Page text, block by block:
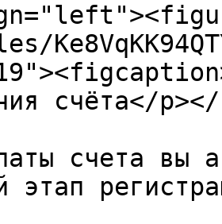
счёта</
счета вы